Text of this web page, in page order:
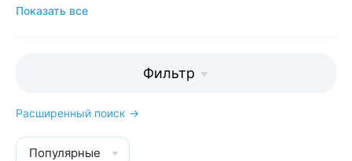
гидромассаж, водорослевые обёртывания и
несколько видов бань: солевая, ароматическая,
санаторий«Русь» .
Показать все
Фильтр
Расширенный поиск →
Популярные